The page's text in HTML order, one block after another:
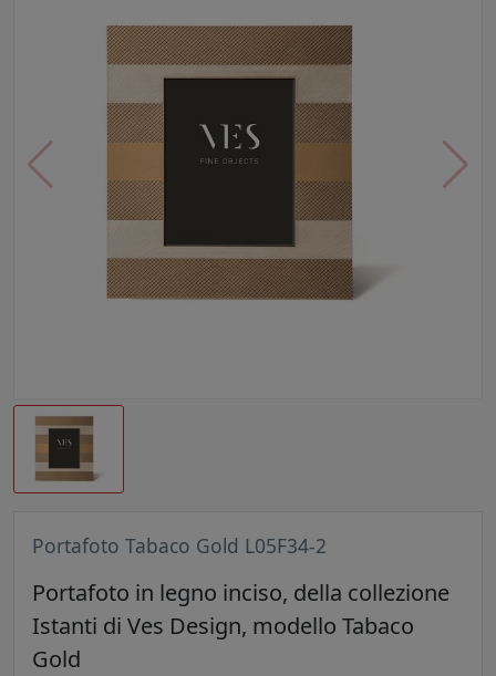
Portafoto Tabaco Gold L05F34-2
Portafoto in legno inciso, della collezione
Istanti di Ves Design, modello Tabaco
Gold